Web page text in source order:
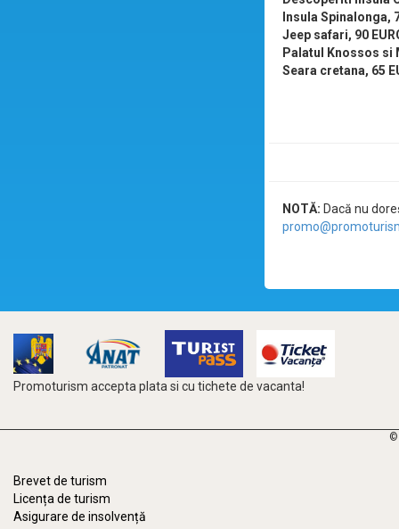
Insula Spinalonga,
Jeep safari, 90
Palatul Knossos si
Seara cretana, 65
NOTĂ: Dacă nu
Promoturism accepta plata si cu tichete de vacanta!
©
Brevet de turism
Licența de turism
Asigurare de insolvență